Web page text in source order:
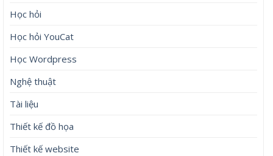
Học hỏi
Học hỏi YouCat
Học Wordpress
Nghệ thuật
Tài liệu
Thiết kế đồ họa
Thiết kế website